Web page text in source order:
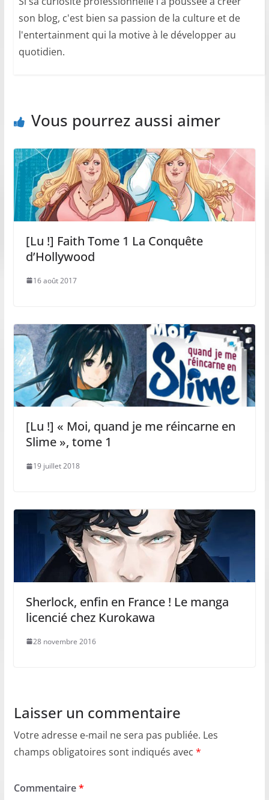
son blog, c'est bien sa passion de la culture et de
l'entertainment qui la motive à le développer au
quotidien.
Vous pourrez aussi aimer
[Lu !] Faith Tome 1 La Conquête
d’Hollywood
16 août 2017
[Lu !] « Moi, quand je me réincarne en
Slime », tome 1
19 juillet 2018
Sherlock, enfin en France ! Le manga
licencié chez Kurokawa
28 novembre 2016
Laisser un commentaire
Votre adresse e-mail ne sera pas publiée. Les
champs obligatoires sont indiqués avec *
Commentaire*